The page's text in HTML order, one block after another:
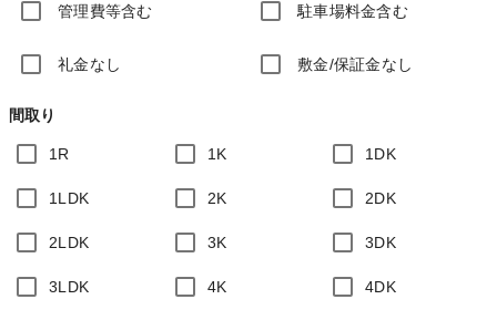
管理費等含む 駐車場料金含む
礼金なし 敷金/保証金なし
間取り
1R 1K 1DK
1LDK 2K 2DK
2LDK 3K 3DK
3LDK 4K 4DK